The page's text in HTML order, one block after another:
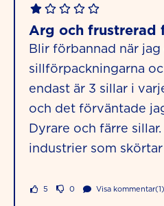
Arg och frustrerad
Blir förbannad när
sillförpackningarna
endast är 3 sillar i
och det förväntade
Dyrare och färre
industrier som
5 0 Visa kommentar(1)